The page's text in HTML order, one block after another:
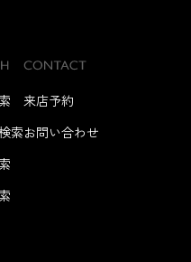
索
来店予約
お問い合わせ